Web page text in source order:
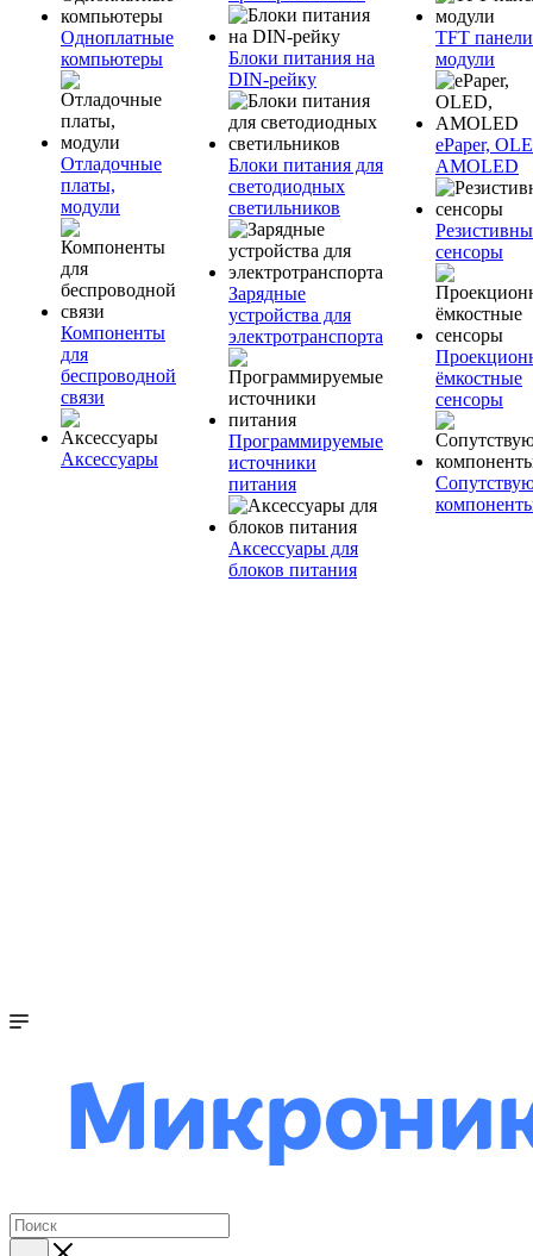
Одноплатные
компьютеры
Отладочные
платы,
модули
Компоненты
для
беспроводной
связи
Аксессуары
Блоки питания на
DIN-рейку
Блоки питания для
светодиодных
светильников
Зарядные
устройства для
электротранспорта
Программируемые
источники
питания
Аксессуары для
блоков питания
TFT
модули
ePaper,
AMOLED
сенсоры
ёмкостные
сенсоры